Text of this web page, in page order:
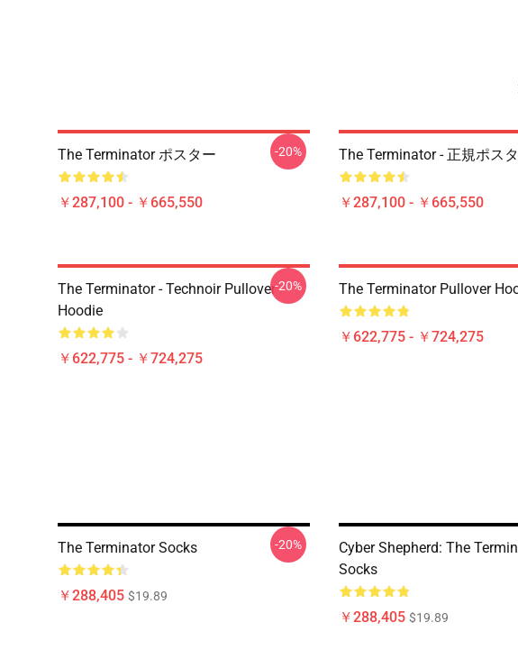
The Terminator ポスター
￥287,100 - ￥665,550
-20% The Terminator - 正規ポス
￥287,100 - ￥665,550
The Terminator - Technoir Pullover
Hoodie
￥622,775 - ￥724,275
-20% The Terminator Pullover
￥622,775 - ￥724,275
The Terminator Socks
￥288,405 $19.89
-20%
Cyber Shepherd: The
Socks
￥288,405 $19.89